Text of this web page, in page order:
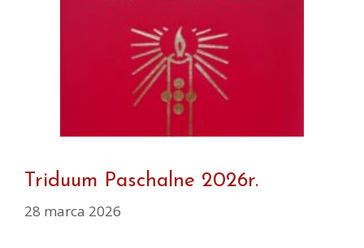
Triduum Paschalne 2026r.
28 marca 2026